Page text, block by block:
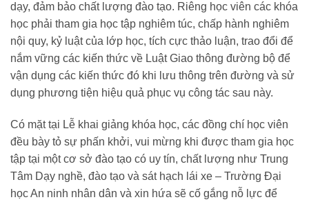
dạy, đảm bảo chất lượng đào tạo. Riêng học viên các khóa
học phải tham gia học tập nghiêm túc, chấp hành nghiêm
nội quy, kỷ luật của lớp học, tích cực thảo luận, trao đổi để
nắm vững các kiến thức về Luật Giao thông đường bộ để
vận dụng các kiến thức đó khi lưu thông trên đường và sử
dụng phương tiện hiệu quả phục vụ công tác sau này.
Có mặt tại Lễ khai giảng khóa học, các đồng chí học viên
đều bày tỏ sự phấn khởi, vui mừng khi được tham gia học
tập tại một cơ sở đào tạo có uy tín, chất lượng như Trung
Tâm Dạy nghề, đào tạo và sát hạch lái xe – Trường Đại
học An ninh nhân dân và xin hứa sẽ cố gắng nỗ lực để